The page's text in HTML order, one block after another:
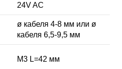
24V AC
ø кабеля 4-8 мм или ø
кабеля 6,5-9,5 мм
М3 L=42 мм